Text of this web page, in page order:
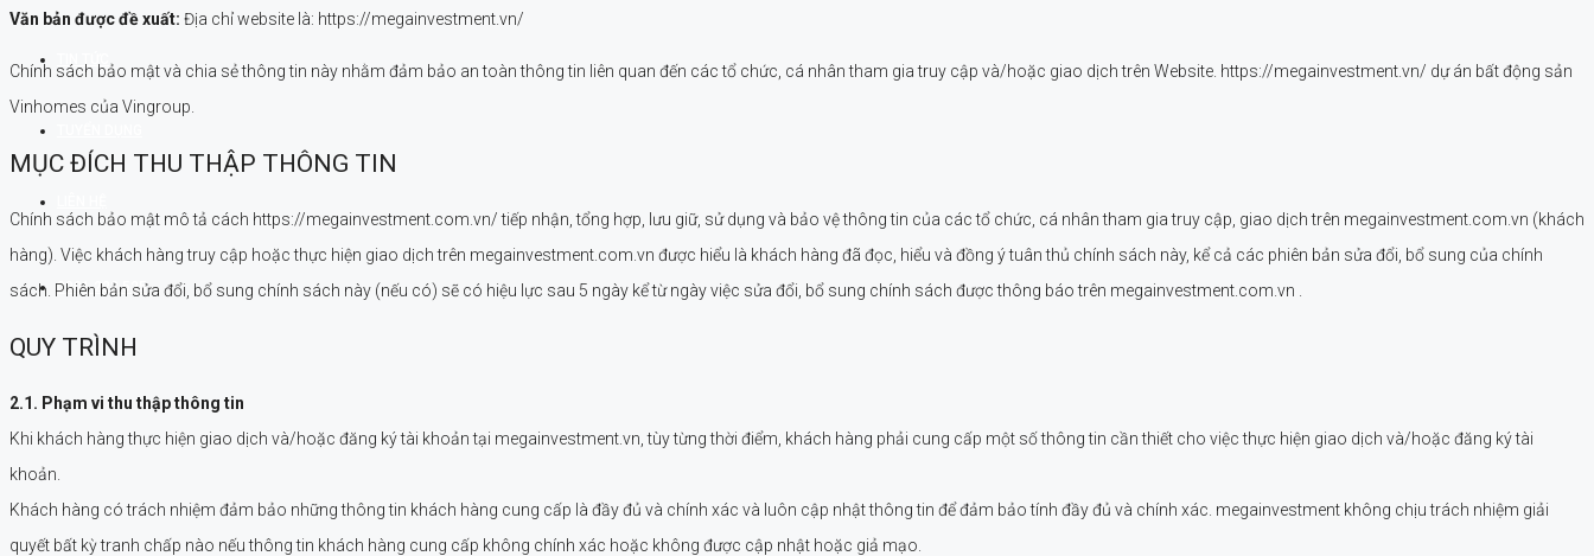
0901 222 525
Văn bản được đề xuất: Địa chỉ website là: https://megainvestment.vn/
Chính sách bảo mật và chia sẻ thông tin này nhằm đảm bảo an toàn thông tin liên quan đến các tổ chức, cá nhân tham gia truy cập và/hoặc giao dịch trên Website. https://megainvestment.vn/ dự án bất động sản
Vinhomes của Vingroup.
MỤC ĐÍCH THU THẬP THÔNG TIN
Chính sách bảo mật mô tả cách https://megainvestment.com.vn/ tiếp nhận, tổng hợp, lưu giữ, sử dụng và bảo vệ thông tin của các tổ chức, cá nhân tham gia truy cập, giao dịch trên megainvestment.com.vn (khách
hàng). Việc khách hàng truy cập hoặc thực hiện giao dịch trên megainvestment.com.vn được hiểu là khách hàng đã đọc, hiểu và đồng ý tuân thủ chính sách này, kể cả các phiên bản sửa đổi, bổ sung của chính
sách. Phiên bản sửa đổi, bổ sung chính sách này (nếu có) sẽ có hiệu lực sau 5 ngày kể từ ngày việc sửa đổi, bổ sung chính sách được thông báo trên megainvestment.com.vn .
QUY TRÌNH
2.1. Phạm vi thu thập thông tin
Khi khách hàng thực hiện giao dịch và/hoặc đăng ký tài khoản tại megainvestment.vn, tùy từng thời điểm, khách hàng phải cung cấp một số thông tin cần thiết cho việc thực hiện giao dịch và/hoặc đăng ký tài
khoản.
Khách hàng có trách nhiệm đảm bảo những thông tin khách hàng cung cấp là đầy đủ và chính xác và luôn cập nhật thông tin để đảm bảo tính đầy đủ và chính xác. megainvestment không chịu trách nhiệm giải
quyết bất kỳ tranh chấp nào nếu thông tin khách hàng cung cấp không chính xác hoặc không được cập nhật hoặc giả mạo.